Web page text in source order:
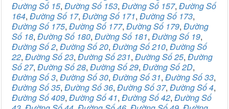
Đường Số 15, Đường Số 153, Đường Số 157, Đường Số
164, Đường Số 17, Đường Số 171, Đường Số 173,
Đường Số 175, Đường Số 177, Đường Số 179, Đường
Số 18, Đường Số 180, Đường Số 181, Đường Số 19,
Đường Số 2, Đường Số 20, Đường Số 210, Đường Số
22, Đường Số 23, Đường Số 231, Đường Số 25, Đường
Số 27, Đường Số 28, Đường Số 29, Đường Số 2D,
Đường Số 3, Đường Số 30, Đường Số 31, Đường Số 33,
Đường Số 35, Đường Số 36, Đường Số 37, Đường Số 4,
Đường Số 409, Đường Số 41, Đường Số 42, Đường Số